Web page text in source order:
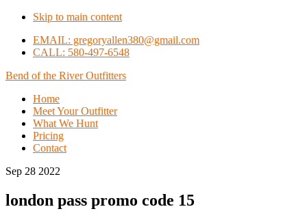
Skip to main content
EMAIL: gregoryallen380@gmail.com
CALL: 580-497-6548
Bend of the River Outfitters
Home
Meet Your Outfitter
What We Hunt
Pricing
Contact
Sep 28 2022
london pass promo code 15